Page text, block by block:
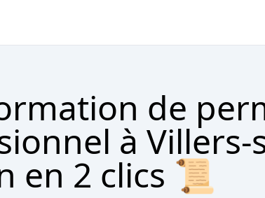
de
à
en 2 clics 📜